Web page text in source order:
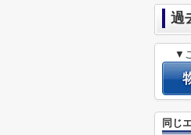
過
▼
同じ